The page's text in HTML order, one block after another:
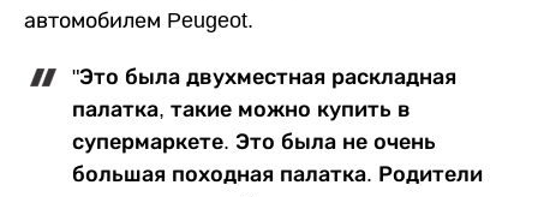
автомобилем Peugeot.
"Это была двухместная раскладная
палатка, такие можно купить в
супермаркете. Это была не очень
большая походная палатка. Родители